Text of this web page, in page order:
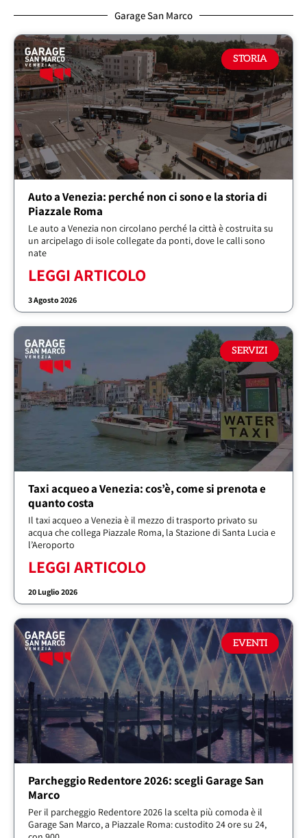
Garage San Marco
STORIA
Auto a Venezia: perché non ci sono e la storia di
Piazzale Roma
Le auto a Venezia non circolano perché la città è costruita su
un arcipelago di isole collegate da ponti, dove le calli sono
nate
LEGGI ARTICOLO
3 Agosto 2026
SERVIZI
Taxi acqueo a Venezia: cos’è, come si prenota e
quanto costa
Il taxi acqueo a Venezia è il mezzo di trasporto privato su
acqua che collega Piazzale Roma, la Stazione di Santa Lucia e
l’Aeroporto
LEGGI ARTICOLO
20 Luglio 2026
EVENTI
Parcheggio Redentore 2026: scegli Garage San
Marco
Per il parcheggio Redentore 2026 la scelta più comoda è il
Garage San Marco, a Piazzale Roma: custodito 24 ore su 24,